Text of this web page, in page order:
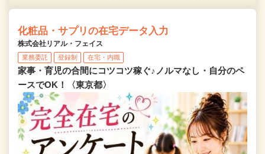
化粧品・サプリの在宅データ入力
株式会社リアル・フェイス
業務委託 登録制 在宅・内職
家事・育児の合間にコツコツ稼ぐ♪ノルマなし・自分のペ
ースでOK！〈東京都〉